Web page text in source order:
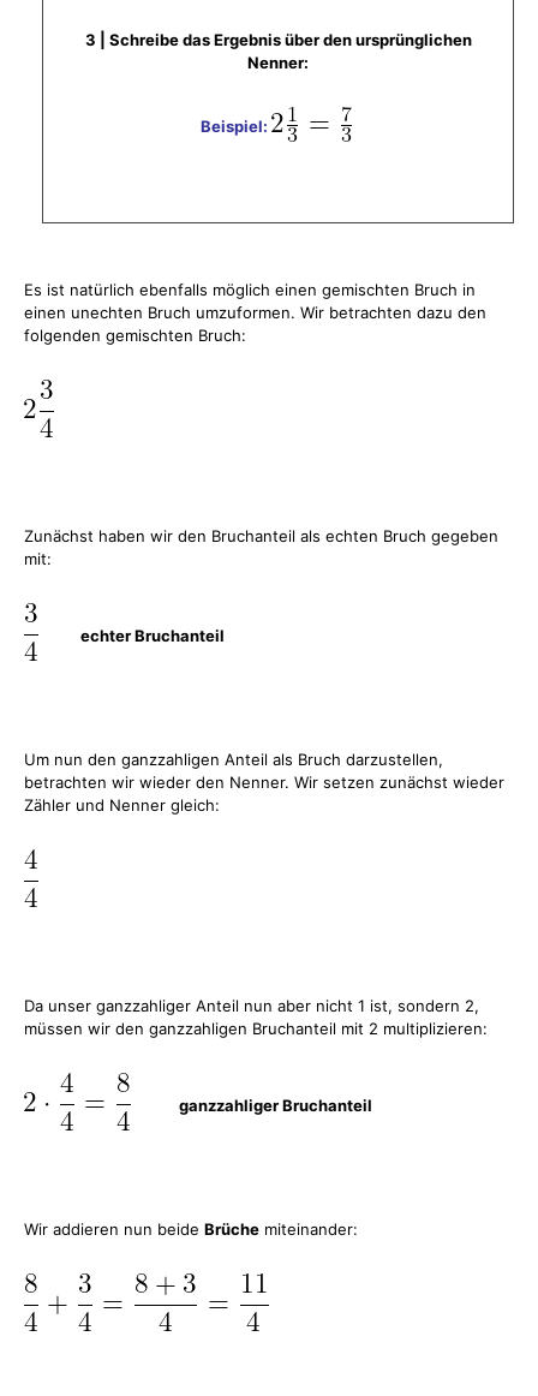
3 | Schreibe das Ergebnis über den ursprünglichen
Nenner:
Beispiel:
Es ist natürlich ebenfalls möglich einen gemischten Bruch in
einen unechten Bruch umzuformen. Wir betrachten dazu den
folgenden gemischten Bruch:
Zunächst haben wir den Bruchanteil als echten Bruch gegeben
mit:
echter Bruchanteil
Um nun den ganzzahligen Anteil als Bruch darzustellen,
betrachten wir wieder den Nenner. Wir setzen zunächst wieder
Zähler und Nenner gleich:
Da unser ganzzahliger Anteil nun aber nicht 1 ist, sondern 2,
müssen wir den ganzzahligen Bruchanteil mit 2 multiplizieren:
ganzzahliger Bruchanteil
Wir addieren nun beide Brüche miteinander: